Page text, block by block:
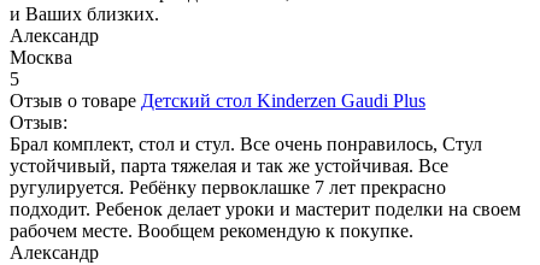
и Ваших близких.
Александр
Москва
5
Отзыв о товаре Детский стол Kinderzen Gaudi Plus
Отзыв:
Брал комплект, стол и стул. Все очень понравилось, Стул
устойчивый, парта тяжелая и так же устойчивая. Все
ругулируется. Ребёнку первоклашке 7 лет прекрасно
подходит. Ребенок делает уроки и мастерит поделки на своем
рабочем месте. Вообщем рекомендую к покупке.
Александр